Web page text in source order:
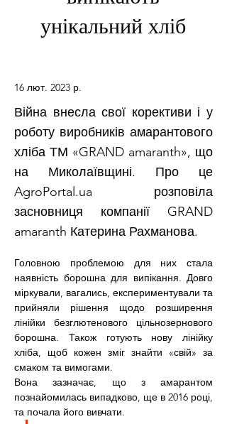
унікальний хліб
16 лют. 2023 р.
Війна внесла свої корективи і у
роботу виробників амарантового
хліба ТМ «GRAND amaranth», що
на Миколаївщині. Про це
AgroPortal.ua розповіла
засновниця компанії GRAND
amaranth Катерина Рахманова.
Головною проблемою для них стала
наявність борошна для випікання. Довго
міркували, вагались, експериментували та
прийняли рішення щодо розширення
лінійки безглютенового цільнозернового
борошна. Також готують нову лінійку
хліба, щоб кожен зміг знайти «свій» за
смаком та вимогами.
Вона зазначає, що з амарантом
познайомилась випадково, ще в 2016 році,
та почала його вивчати.